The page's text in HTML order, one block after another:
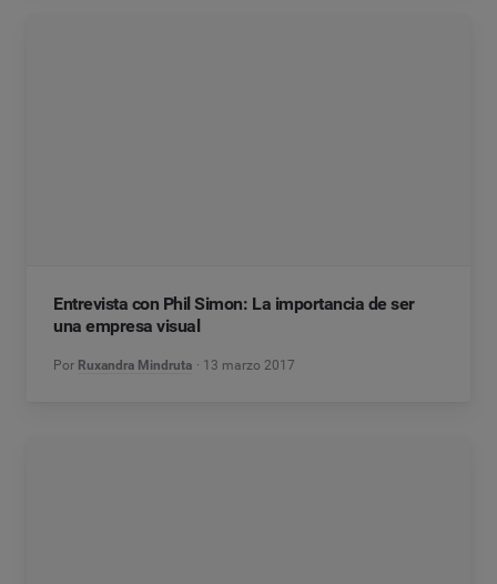
Entrevista con Phil Simon: La importancia de ser
una empresa visual
Por Ruxandra Mindruta 13 marzo 2017